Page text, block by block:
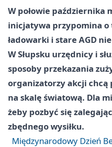
W połowie października
inicjatywa przypomina o
ładowarki i stare AGD
W Słupsku urzędnicy i
sposoby przekazania
organizatorzy akcji chcą
na skalę światową. Dla
żeby pozbyć się
zbędnego wysiłku.
Międzynarodowy Dzień